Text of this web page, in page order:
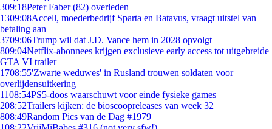
309:18Peter Faber (82) overleden
1309:08Accell, moederbedrijf Sparta en Batavus, vraagt uitstel van
betaling aan
3709:06Trump wil dat J.D. Vance hem in 2028 opvolgt
809:04Netflix-abonnees krijgen exclusieve early access tot uitgebreide
GTA VI trailer
1708:55'Zwarte weduwes' in Rusland trouwen soldaten voor
overlijdensuitkering
1108:54PS5-doos waarschuwt voor einde fysieke games
208:52Trailers kijken: de bioscoopreleases van week 32
808:49Random Pics van de Dag #1979